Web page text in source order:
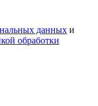
данных и
обработки